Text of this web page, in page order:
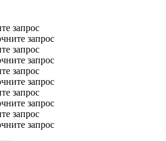
запрос
запрос
запрос
запрос
запрос
запрос
запрос
запрос
запрос
запрос